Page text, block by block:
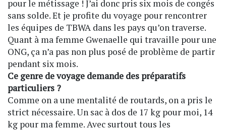
pour le métissage ! J’ai donc pris six mois de congés
sans solde. Et je profite du voyage pour rencontrer
les équipes de TBWA dans les pays qu’on traverse.
Quant à ma femme Gwenaelle qui travaille pour une
ONG, ça n’a pas non plus posé de problème de partir
pendant six mois.
Ce genre de voyage demande des préparatifs
particuliers ?
Comme on a une mentalité de routards, on a pris le
strict nécessaire. Un sac à dos de 17 kg pour moi, 14
kg pour ma femme. Avec surtout tous les